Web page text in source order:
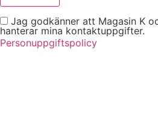
Jag godkänner att Magasin K
hanterar mina kontaktuppgifter.
Personuppgiftspolicy